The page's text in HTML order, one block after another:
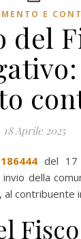
E
del
18 Aprile 2025
del 17
della
contribuente